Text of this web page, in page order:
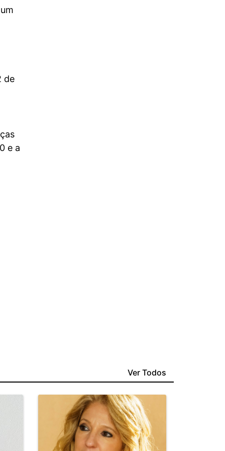
de
e a
Ver Todos